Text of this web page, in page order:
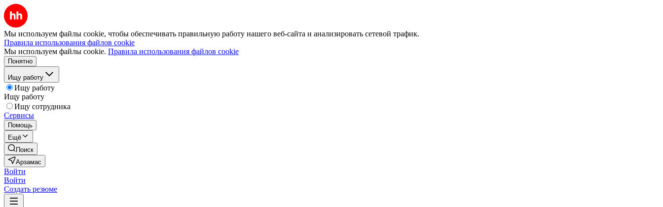
Мы используем файлы cookie, чтобы обеспечивать правильную работу нашего веб-сайта и анализировать сетевой трафик.
Правила использования файлов cookie
Мы используем файлы cookie. Правила использования файлов cookie
Понятно
Ищу работу
Ищу работу
Ищу работу
Ищу сотрудника
Сервисы
Помощь
Ещё
Поиск
Арзамас
Войти
Войти
Создать резюме